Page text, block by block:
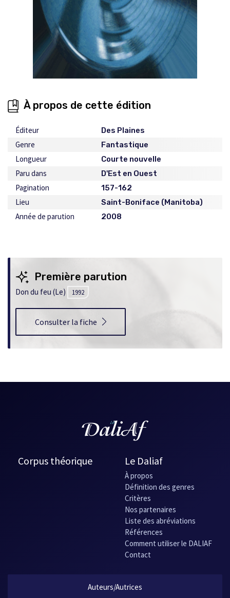
À propos de cette édition
Éditeur Des Plaines
Genre Fantastique
Longueur Courte nouvelle
Paru dans D'Est en Ouest
Pagination 157-162
Lieu Saint-Boniface (Manitoba)
Année de parution 2008
Première parution
Don du feu (Le) 1992
Consulter la fiche
Corpus théorique Le Daliaf
À propos
Définition des genres
Critères
Nos partenaires
Liste des abréviations
Références
Comment utiliser le DALIAF
Contact
Auteurs/Autrices